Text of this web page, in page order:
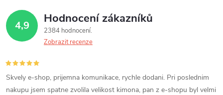
4,9 Hodnocení zákazníků
2384 hodnocení
Zobrazit recenze
Skvely e-shop, prijemna komunikace, rychle dodani. Pri poslednim
nakupu jsem spatne zvolila velikost kimona, pan z e-shopu byl velmi